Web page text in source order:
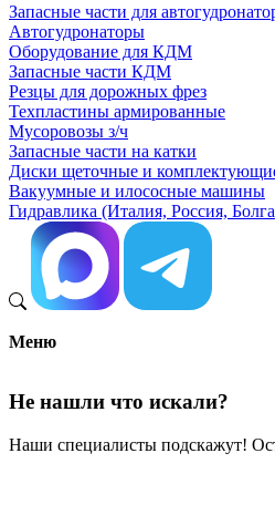
Запасные части для
Автогудронаторы
Оборудование для КДМ
Запасные части КДМ
Резцы для дорожных фрез
Техпластины армированные
Мусоровозы з/ч
Запасные части на катки
Диски щеточные и
Вакуумные и илососные машины
Гидравлика (Италия, Россия,
Меню
Не нашли что искали?
Наши специалисты подскажут!